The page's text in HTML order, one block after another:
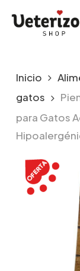
Inicio
gatos
para Gatos